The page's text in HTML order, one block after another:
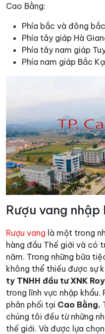
Cao Bằng:
Phía bắc và đông
Phía tây giáp Hà
Phía tây nam giáp
Phía nam giáp Bắc
Rượu vang
Rượu vang là một trong
hàng đầu Thế giới và có
năm. Trong những bữa
không thể thiếu được sự
ty TNHH đầu tư XNK
trong lĩnh vực nhập khẩu.
phân phối tại Cao Bằng.
chúng tôi đều từ những
thế giới. Và được lựa